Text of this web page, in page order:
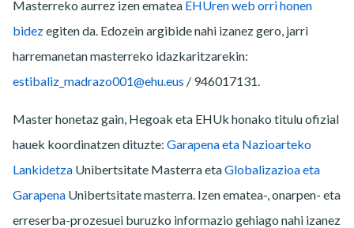
Masterreko aurrez izen ematea EHUren web orri honen
bidezegiten da. Edozein argibide nahi izanez gero, jarri
harremanetan masterreko idazkaritzarekin:
estibaliz_madrazo001@ehu.eus / 946017131.
Master honetaz gain, Hegoak eta EHUk honako titulu ofizial
hauek koordinatzen dituzte: Garapena eta Nazioarteko
Lankidetza Unibertsitate MasterraetaGlobalizazioa eta
Garapena Unibertsitate masterra. Izen ematea-, onarpen- eta
erreserba-prozesuei buruzko informazio gehiago nahi izanez